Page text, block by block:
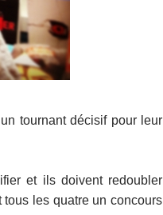
tournant décisif pour leur
et ils doivent redoubler
tous les quatre un concours